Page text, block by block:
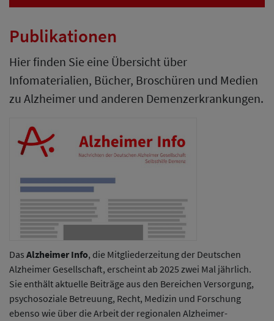
Publikationen
Hier finden Sie eine Übersicht über
Infomaterialien, Bücher, Broschüren und Medien
zu Alzheimer und anderen Demenzerkrankungen.
Das Alzheimer Info, die Mitgliederzeitung der Deutschen
Alzheimer Gesellschaft, erscheint ab 2025 zwei Mal jährlich.
Sie enthält aktuelle Beiträge aus den Bereichen Versorgung,
psychosoziale Betreuung, Recht, Medizin und Forschung
ebenso wie über die Arbeit der regionalen Alzheimer-